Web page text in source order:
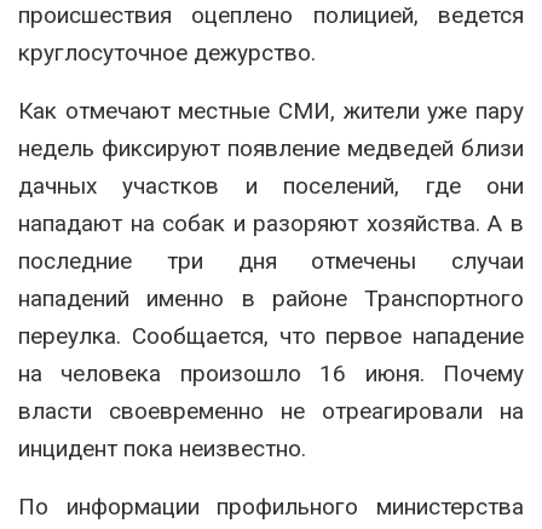
происшествия оцеплено полицией, ведется
круглосуточное дежурство.
Как отмечают местные СМИ, жители уже пару
недель фиксируют появление медведей близи
дачных участков и поселений, где они
нападают на собак и разоряют хозяйства. А в
последние три дня отмечены случаи
нападений именно в районе Транспортного
переулка. Сообщается, что первое нападение
на человека произошло 16 июня. Почему
власти своевременно не отреагировали на
инцидент пока неизвестно.
По информации профильного министерства